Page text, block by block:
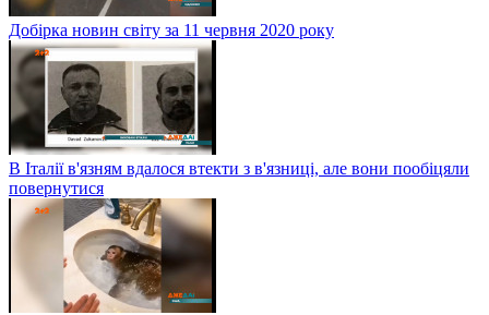
Добірка новин світу за 11 червня 2020 року
В Італії в'язням вдалося втекти з в'язниці, але вони пообіцяли
повернутися